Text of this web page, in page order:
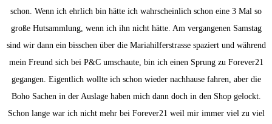
schon. Wenn ich ehrlich bin hätte ich wahrscheinlich schon eine 3 Mal so
große Hutsammlung, wenn ich ihn nicht hätte. Am vergangenen Samstag
sind wir dann ein bisschen über die Mariahilferstrasse spaziert und während
mein Freund sich bei P&C umschaute, bin ich einen Sprung zu Forever21
gegangen. Eigentlich wollte ich schon wieder nachhause fahren, aber die
Boho Sachen in der Auslage haben mich dann doch in den Shop gelockt.
Schon lange war ich nicht mehr bei Forever21 weil mir immer viel zu viel